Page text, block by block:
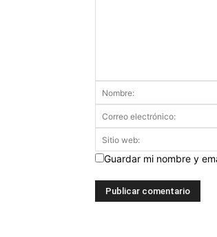
Guardar mi nombre y